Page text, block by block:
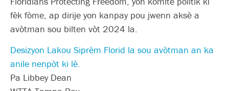
fèk fòme, ap dirije yon kanpay pou jwenn aksè a
avòtman sou bilten vòt 2024 la.
Desizyon Lakou Siprèm Florid la sou avòtman an ka
anile nenpòt ki lè.
Pa Libbey Dean